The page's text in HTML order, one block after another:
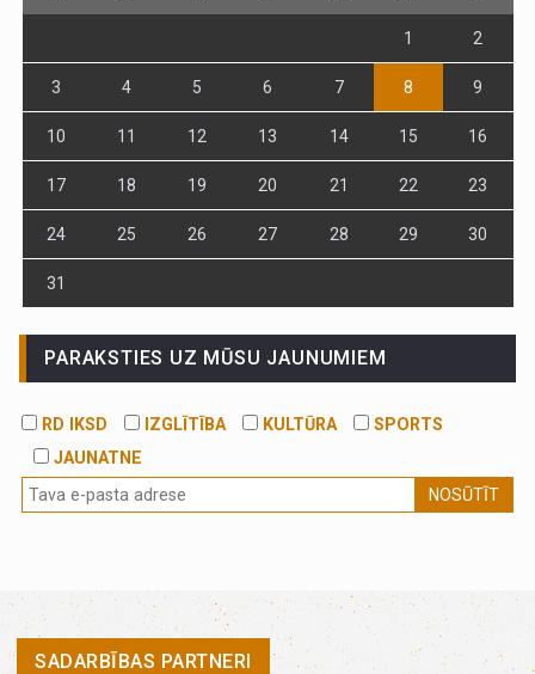
1 2
3 4 5 6 7 8 9
10 11 12 13 14 15 16
17 18 19 20 21 22 23
24 25 26 27 28 29 30
31
PARAKSTIES UZ MŪSU JAUNUMIEM
RD IKSD IZGLĪTĪBA KULTŪRA
SPORTS
JAUNATNE
NOSŪTĪT
SADARBĪBAS PARTNERI